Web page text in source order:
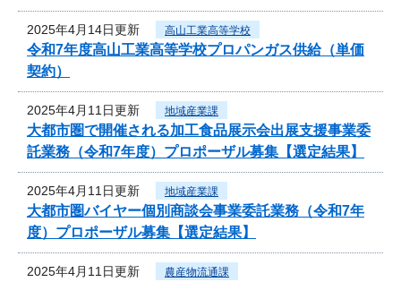
2025年4月14日更新 高山工業高等学校
令和7年度高山工業高等学校プロパンガス供給（単価
契約）
2025年4月11日更新 地域産業課
大都市圏で開催される加工食品展示会出展支援事業委
託業務（令和7年度）プロポーザル募集【選定結果】
2025年4月11日更新 地域産業課
大都市圏バイヤー個別商談会事業委託業務（令和7年
度）プロポーザル募集【選定結果】
2025年4月11日更新 農産物流通課